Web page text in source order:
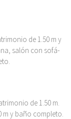
de 1.50 m y
salón con sofá-
de 1.50 m.
m y baño completo.